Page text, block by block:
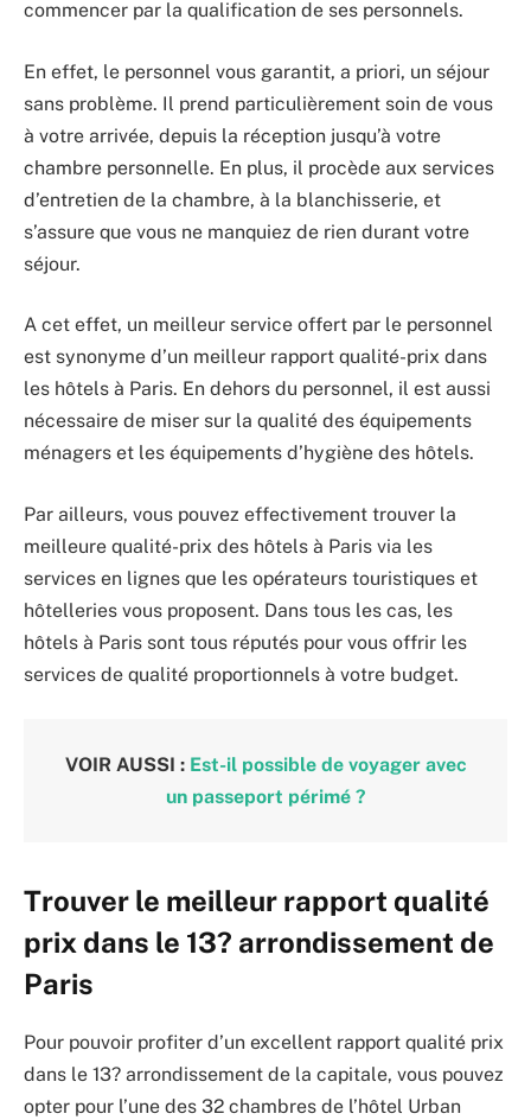
commencer par la qualification de ses personnels.
En effet, le personnel vous garantit, a priori, un séjour
sans problème. Il prend particulièrement soin de vous
à votre arrivée, depuis la réception jusqu’à votre
chambre personnelle. En plus, il procède aux services
d’entretien de la chambre, à la blanchisserie, et
s’assure que vous ne manquiez de rien durant votre
séjour.
A cet effet, un meilleur service offert par le personnel
est synonyme d’un meilleur rapport qualité-prix dans
les hôtels à Paris. En dehors du personnel, il est aussi
nécessaire de miser sur la qualité des équipements
ménagers et les équipements d’hygiène des hôtels.
Par ailleurs, vous pouvez effectivement trouver la
meilleure qualité-prix des hôtels à Paris via les
services en lignes que les opérateurs touristiques et
hôtelleries vous proposent. Dans tous les cas, les
hôtels à Paris sont tous réputés pour vous offrir les
services de qualité proportionnels à votre budget.
VOIR AUSSI : Est-il possible de voyager avec
un passeport périmé ?
Trouver le meilleur rapport qualité
prix dans le 13? arrondissement de
Paris
Pour pouvoir profiter d’un excellent rapport qualité prix
dans le 13? arrondissement de la capitale, vous pouvez
opter pour l’une des 32 chambres de l’hôtel Urban